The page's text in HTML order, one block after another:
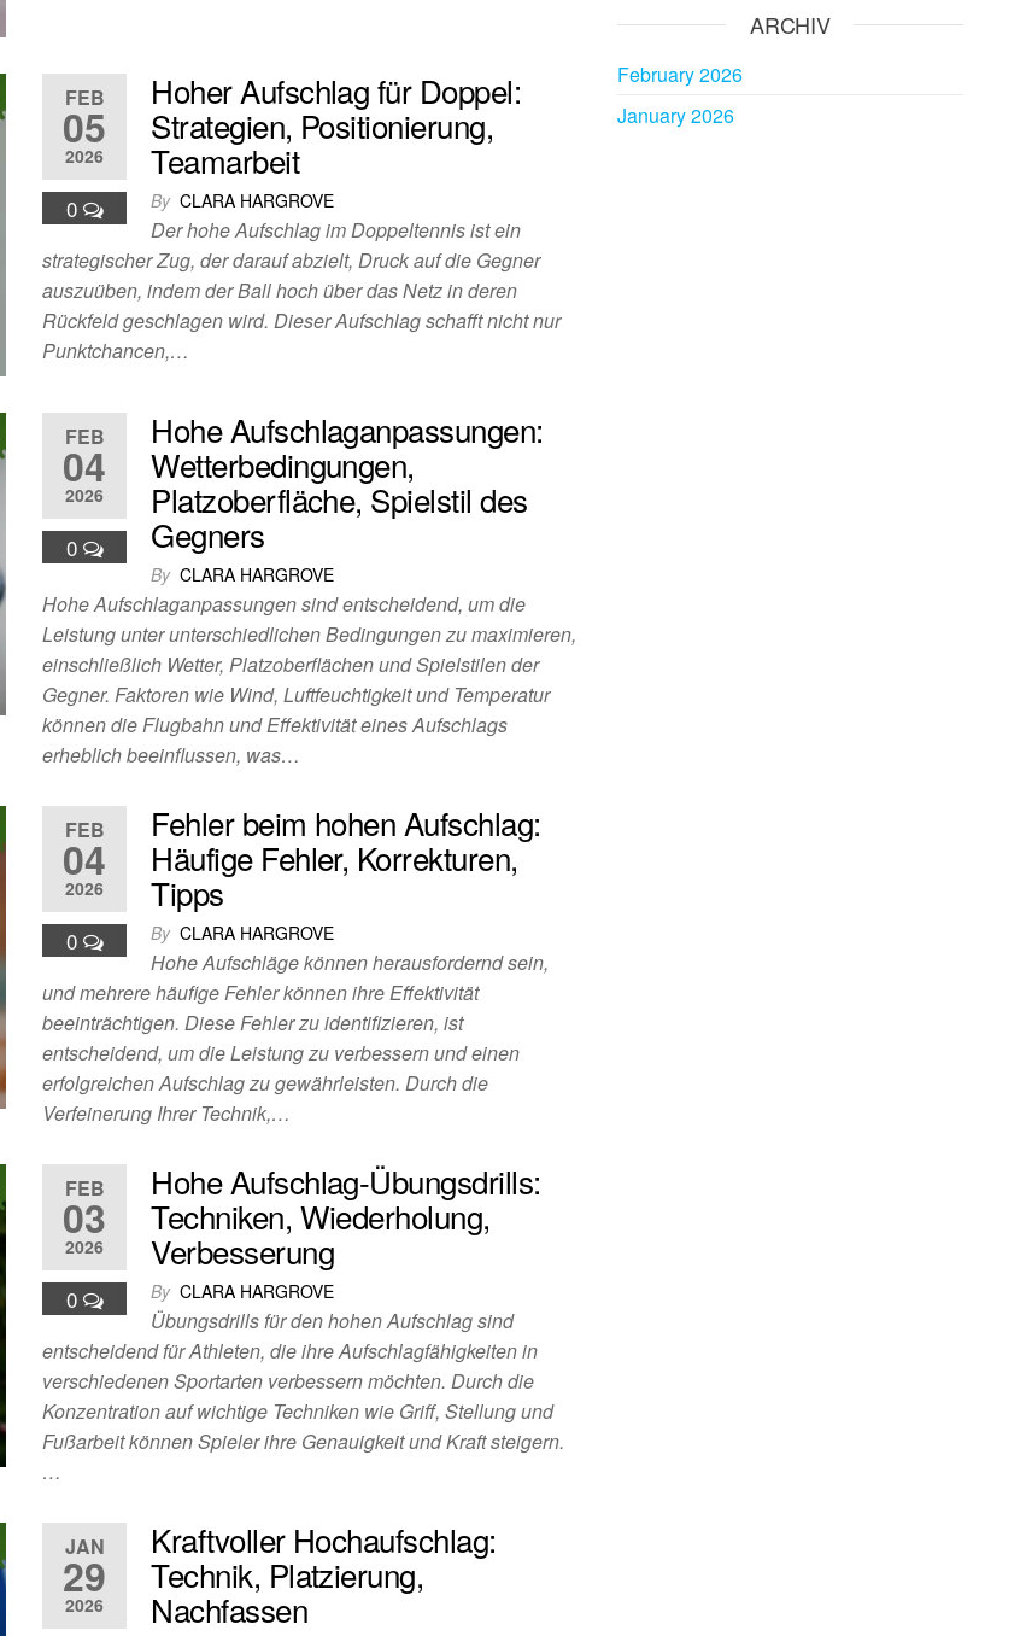
FEB
05
2026
0
Hoher Aufschlag für Doppel:
Strategien, Positionierung,
Teamarbeit
By CLARA HARGROVE
Der hohe Aufschlag im Doppeltennis ist ein
strategischer Zug, der darauf abzielt, Druck auf die Gegner
auszuüben, indem der Ball hoch über das Netz in deren
Rückfeld geschlagen wird. Dieser Aufschlag schafft nicht nur
Punktchancen,…
FEB
04
2026
0
Hohe Aufschlaganpassungen:
Wetterbedingungen,
Platzoberfläche, Spielstil des
Gegners
By CLARA HARGROVE
Hohe Aufschlaganpassungen sind entscheidend, um die
Leistung unter unterschiedlichen Bedingungen zu maximieren,
einschließlich Wetter, Platzoberflächen und Spielstilen der
Gegner. Faktoren wie Wind, Luftfeuchtigkeit und Temperatur
können die Flugbahn und Effektivität eines Aufschlags
erheblich beeinflussen, was…
FEB
04
2026
0
Fehler beim hohen Aufschlag:
Häufige Fehler, Korrekturen,
Tipps
By CLARA HARGROVE
Hohe Aufschläge können herausfordernd sein,
und mehrere häufige Fehler können ihre Effektivität
beeinträchtigen. Diese Fehler zu identifizieren, ist
entscheidend, um die Leistung zu verbessern und einen
erfolgreichen Aufschlag zu gewährleisten. Durch die
Verfeinerung Ihrer Technik,…
FEB
03
2026
0
Hohe Aufschlag-Übungsdrills:
Techniken, Wiederholung,
Verbesserung
By CLARA HARGROVE
Übungsdrills für den hohen Aufschlag sind
entscheidend für Athleten, die ihre Aufschlagfähigkeiten in
verschiedenen Sportarten verbessern möchten. Durch die
Konzentration auf wichtige Techniken wie Griff, Stellung und
Fußarbeit können Spieler ihre Genauigkeit und Kraft steigern.
…
JAN
29
2026
Kraftvoller Hochaufschlag:
Technik, Platzierung,
Nachfassen
ARCHIV
February 2026
January 2026